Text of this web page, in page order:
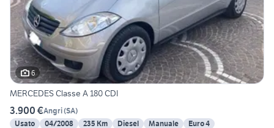
6
MERCEDES Classe A 180 CDI
3.900 €Angri(SA)
Usato
04/2008 235 Km Diesel Manuale
Euro 4